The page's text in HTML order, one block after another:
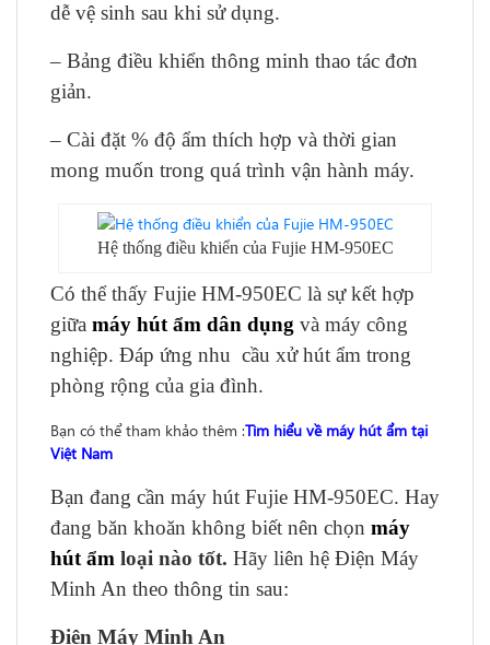
dễ vệ sinh sau khi sử dụng.
– Bảng điều khiển thông minh thao tác đơn
giản.
– Cài đặt % độ ẩm thích hợp và thời gian
mong muốn trong quá trình vận hành máy.
Hệ thống điều khiển của Fujie HM-950EC
Có thể thấy Fujie HM-950EC là sự kết hợp
giữa máy hút ẩm dân dụng và máy công
nghiệp. Đáp ứng nhu cầu xử hút ẩm trong
phòng rộng của gia đình.
Bạn có thể tham khảo thêm :Tìm hiểu về máy hút ẩm tại
Việt Nam
Bạn đang cần máy hút Fujie HM-950EC. Hay
đang băn khoăn không biết nên chọn máy
hút ẩm loại nào tốt. Hãy liên hệ Điện Máy
Minh An theo thông tin sau:
Điện Máy Minh An